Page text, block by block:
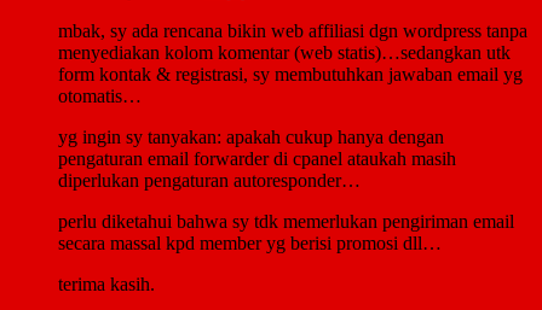
mbak, sy ada rencana bikin web affiliasi dgn wordpress tanpa
menyediakan kolom komentar (web statis)…sedangkan utk
form kontak & registrasi, sy membutuhkan jawaban email yg
otomatis…
yg ingin sy tanyakan: apakah cukup hanya dengan
pengaturan email forwarder di cpanel ataukah masih
diperlukan pengaturan autoresponder…
perlu diketahui bahwa sy tdk memerlukan pengiriman email
secara massal kpd member yg berisi promosi dll…
terima kasih.